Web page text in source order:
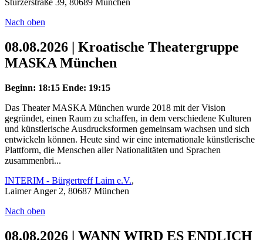
Stürzerstraße 39, 80689 München
Nach oben
08.08.2026 | Kroatische Theatergruppe
MASKA München
Beginn: 18:15 Ende: 19:15
Das Theater MASKA München wurde 2018 mit der Vision
gegründet, einen Raum zu schaffen, in dem verschiedene Kulturen
und künstlerische Ausdrucksformen gemeinsam wachsen und sich
entwickeln können. Heute sind wir eine internationale künstlerische
Plattform, die Menschen aller Nationalitäten und Sprachen
zusammenbri...
INTERIM - Bürgertreff Laim e.V.,
Laimer Anger 2, 80687 München
Nach oben
08.08.2026 | WANN WIRD ES ENDLICH